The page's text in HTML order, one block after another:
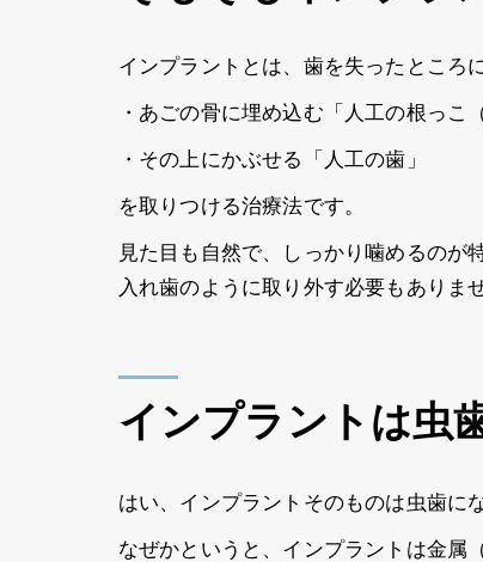
インプラントとは、歯を失ったところ
・あごの骨に埋め込む「人工の根っこ
・その上にかぶせる「人工の歯」
を取りつける治療法です。
見た目も自然で、しっかり噛めるのが
入れ歯のように取り外す必要もありませ
インプラントは虫
はい、インプラントそのものは虫歯に
なぜかというと、インプラントは金属